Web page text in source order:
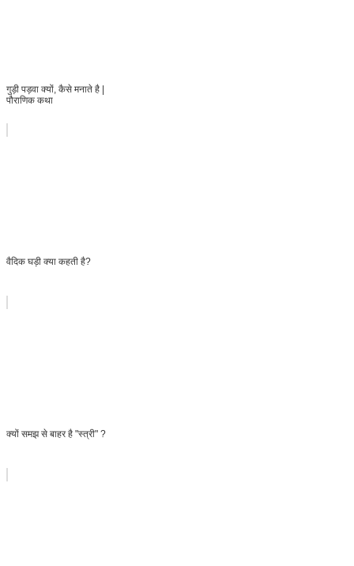
गुड़ी पड़वा क्यों, कैसे मनाते है |
पौराणिक कथा
वैदिक घड़ी क्या कहती है?
क्यों समझ से बाहर है "स्त्री" ?